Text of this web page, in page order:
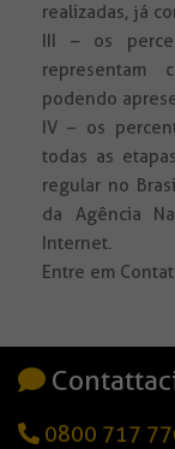
realizadas, já
III – os
representam
podendo
IV – os
todas as
regular no
da Agência
Internet.
Entre em
0800 717